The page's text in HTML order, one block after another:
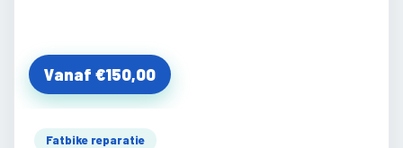
Vanaf €150,00
Fatbike reparatie